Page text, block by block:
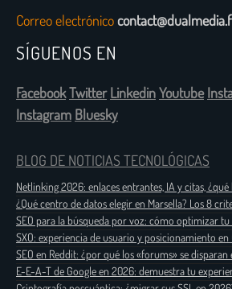
Correo electrónico
SÍGUENOS EN
FacebookTwitter LinkedinYoutube
Instagram Bluesky
BLOG DE NOTICIAS TECNOLÓGICAS
Netlinking 2026: enlaces entrantes, IA y citas, ¿qué
¿Qué centro de datos elegir en Marsella? Los 8
SEO para la búsqueda por voz: cómo optimizar
SXO: experiencia de usuario y posicionamiento en
SEO en Reddit: ¿por qué los «forums» se disparan
E-E-A-T de Google en 2026: demuestra tu